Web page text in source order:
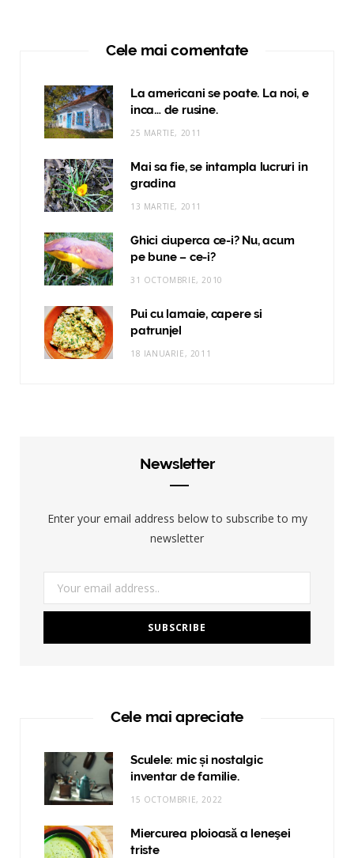
Cele mai comentate
La americani se poate. La noi, e
inca… de rusine.
25 MARTIE, 2011
Mai sa fie, se intampla lucruri in
gradina
13 MARTIE, 2011
Ghici ciuperca ce-i? Nu, acum
pe bune – ce-i?
31 OCTOMBRIE, 2010
Pui cu lamaie, capere si
patrunjel
18 IANUARIE, 2011
Newsletter
Enter your email address below to subscribe to my
newsletter
Cele mai apreciate
Sculele: mic și nostalgic
inventar de familie.
15 OCTOMBRIE, 2022
Miercurea ploioasă a leneşei
triste